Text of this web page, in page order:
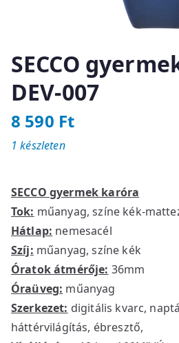
SECCO
DEV-007
8 590 Ft
SECCO gyermek karóra
Tok: műanyag, színe kék-
Hátlap: nemesacél
Szíj: műanyag, színe kék
Óratok átmérője: 36mm
Óraüveg: műanyag
Szerkezet: digitális kvarc,
háttérvilágítás, ébresztő,
1 készleten